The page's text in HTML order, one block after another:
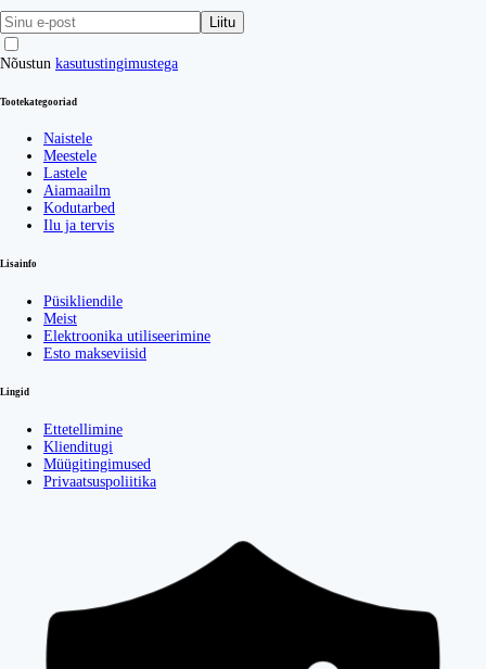
Liitu
Nõustun kasutustingimustega
Tootekategooriad
Naistele
Meestele
Lastele
Aiamaailm
Kodutarbed
Ilu ja tervis
Lisainfo
Püsikliendile
Meist
Elektroonika utiliseerimine
Esto makseviisid
Lingid
Ettetellimine
Klienditugi
Müügitingimused
Privaatsuspoliitika